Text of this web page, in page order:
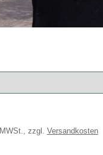
MWSt., zzgl. Versandkosten